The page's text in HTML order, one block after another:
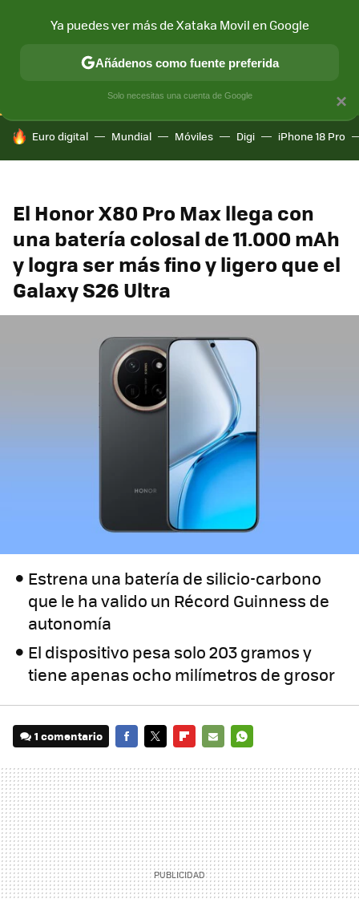
CONECTIVIDAD MÓVIL Y SOCIEDAD APLICACIONES
HOY SE HABLA DE
Euro digital Mundial Móviles Digi iPhone 18 Pro
El Honor X80 Pro Max llega con
una batería colosal de 11.000 mAh
y logra ser más fino y ligero que el
Galaxy S26 Ultra
Estrena una batería de silicio-carbono
que le ha valido un Récord Guinness de
autonomía
El dispositivo pesa solo 203 gramos y
tiene apenas ocho milímetros de grosor
1 comentario
MAIL
×
Ya puedes ver más de Xataka Movil en Google
Añádenos como fuente preferida
Solo necesitas una cuenta de Google